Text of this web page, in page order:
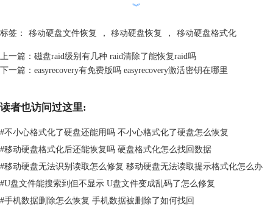
︾
标签： 移动硬盘文件恢复 ， 移动硬盘恢复 ， 移动硬盘格式化
上一篇： 磁盘raid级别有几种 raid清除了能恢复raid吗
下一篇： easyrecovery有免费版吗 easyrecovery激活密钥在哪里
读者也访问过这里:
#不小心格式化了硬盘还能用吗 不小心格式化了硬盘怎么恢复
#移动硬盘格式化后还能恢复吗 硬盘格式化怎么找回数据
#移动硬盘无法识别读取怎么修复 移动硬盘无法读取提示格式化怎么办
#U盘文件能搜索到但不显示 U盘文件变成乱码了怎么修复
#手机数据删除怎么恢复 手机数据被删除了如何找回